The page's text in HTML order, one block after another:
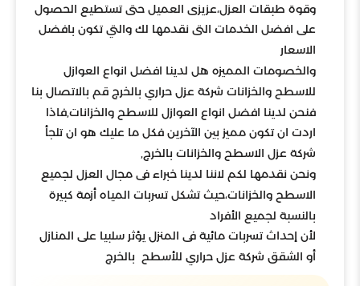
وقوة طبقات العزل،عزيزى العميل حتى تستطيع الحصول
على افضل الخدمات التى نقدمها لك والتي تكون بافضل
الاسعار
والخصومات المميزه هل لدينا افضل انواع العوازل
للاسطح والخزانات شركة عزل حراري بالخرج قم بالاتصال بنا
فنحن لدينا افضل انواع العوازل للاسطح والخزانات,فاذا
اردت ان تكون مميز بين الآخرين فكل ما عليك هو ان تلجأ
شركة عزل الاسطح والخزانات بالخرج,
ونحن نقدمها لكم لاننا لدينا خبراء فى مجال العزل لجميع
الاسطح والخزانات،حيث تشكل تسربات المياه أزمة كبيرة
بالنسبة لجميع الأفراد
لأن إحداث تسربات مائية فى المنزل يؤثر سلبيا على المنازل
أو الشقق شركة عزل حراري للأسطح بالخرج